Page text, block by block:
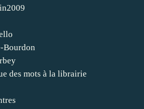
Bourdon
des mots à la librairie